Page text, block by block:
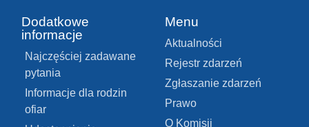
Dodatkowe
informacje
Najczęściej zadawane
pytania
Informacje dla rodzin
ofiar
Menu
Aktualności
Rejestr zdarzeń
Zgłaszanie zdarzeń
Prawo
O Komisji